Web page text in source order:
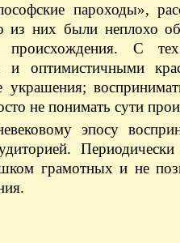
пароходы»,
из них были неплохо
происхождения. С
и оптимистичными
украшения;
не понимать сути
эпосу
грамотных и не